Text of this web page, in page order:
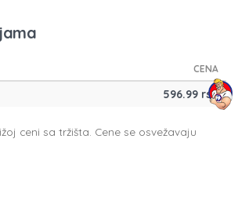
CENA
596.99 rsd
ceni sa tržišta. Cene se osvežavaju